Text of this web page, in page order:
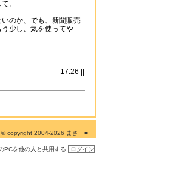
。
のか、でも、新聞販売
少し、気を使ってや
17:26 ||
© copyright 2004-2026 まさ ■
PCを他の人と共用する